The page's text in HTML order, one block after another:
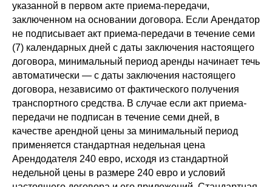
указанной в первом акте приема-передачи,
заключенном на основании договора. Если Арендатор
не подписывает акт приема-передачи в течение семи
(7) календарных дней с даты заключения настоящего
договора, минимальный период аренды начинает течь
автоматически — с даты заключения настоящего
договора, независимо от фактического получения
транспортного средства. В случае если акт приема-
передачи не подписан в течение семи дней, в
качестве арендной цены за минимальный период
применяется стандартная недельная цена
Арендодателя 240 евро, исходя из стандартной
недельной цены в размере 240 евро и условий